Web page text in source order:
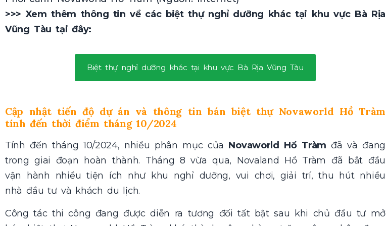
>>> Xem thêm thông tin về các biệt thự nghỉ dưỡng khác tại khu vực Bà Rịa
Vũng Tàu tại đây:
Biệt thự nghỉ dưỡng khác tại khu vực Bà Rịa Vũng Tàu
Cập nhật tiến độ dự án và thông tin bán biệt thự Novaworld Hồ Tràm
tính đến thời điểm tháng 10/2024
Tính đến tháng 10/2024, nhiều phân mục của Novaworld Hồ Tràm đã và đang
trong giai đoạn hoàn thành. Tháng 8 vừa qua, Novaland Hồ Tràm đã bắt đầu
vận hành nhiều tiện ích như khu nghỉ dưỡng, vui chơi, giải trí, thu hút nhiều
nhà đầu tư và khách du lịch.
Công tác thi công đang được diễn ra tương đối tất bật sau khi chủ đầu tư mở